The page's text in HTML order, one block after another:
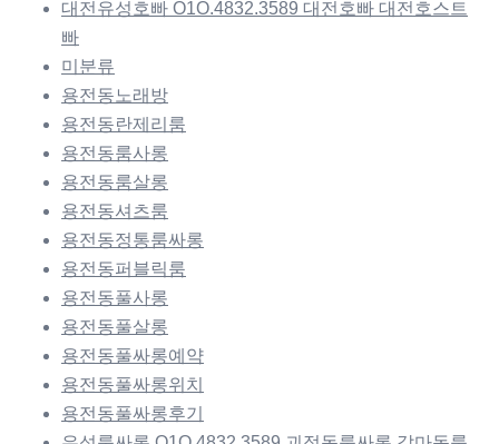
대전유성호빠 O1O.4832.3589 대전호빠 대전호스트
빠
미분류
용전동노래방
용전동란제리룸
용전동룸사롱
용전동룸살롱
용전동셔츠룸
용전동정통룸싸롱
용전동퍼블릭룸
용전동풀사롱
용전동풀살롱
용전동풀싸롱예약
용전동풀싸롱위치
용전동풀싸롱후기